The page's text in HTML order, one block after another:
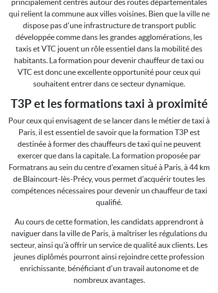
principalement centrés autour des routes départementales
qui relient la commune aux villes voisines. Bien que la ville ne
dispose pas d'une infrastructure de transport public
développée comme dans les grandes agglomérations, les
taxis et VTC jouent un rôle essentiel dans la mobilité des
habitants. La formation pour devenir chauffeur de taxi ou
VTC est donc une excellente opportunité pour ceux qui
souhaitent entrer dans ce secteur dynamique.
T3P et les formations taxi à proximité
Pour ceux qui envisagent de se lancer dans le métier de taxi à
Paris, il est essentiel de savoir que la formation T3P est
destinée à former des chauffeurs de taxi qui ne peuvent
exercer que dans la capitale. La formation proposée par
Formatrans au sein du centre d'examen situé à Paris, à 44 km
de Blaincourt-lès-Précy, vous permet d'acquérir toutes les
compétences nécessaires pour devenir un chauffeur de taxi
qualifié.
Au cours de cette formation, les candidats apprendront à
naviguer dans la ville de Paris, à maîtriser les régulations du
secteur, ainsi qu'à offrir un service de qualité aux clients. Les
jeunes diplômés pourront ainsi rejoindre cette profession
enrichissante, bénéficiant d'un travail autonome et de
nombreux avantages.